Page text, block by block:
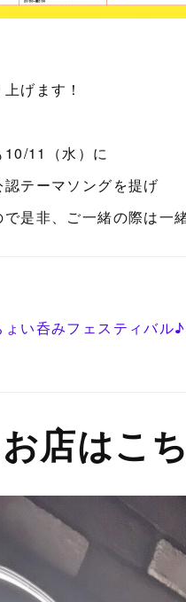
げます！
10/11（水）に
テーマソングを提げ
是非、ご一緒の際は一
い呑みフェスティバ
店はこ